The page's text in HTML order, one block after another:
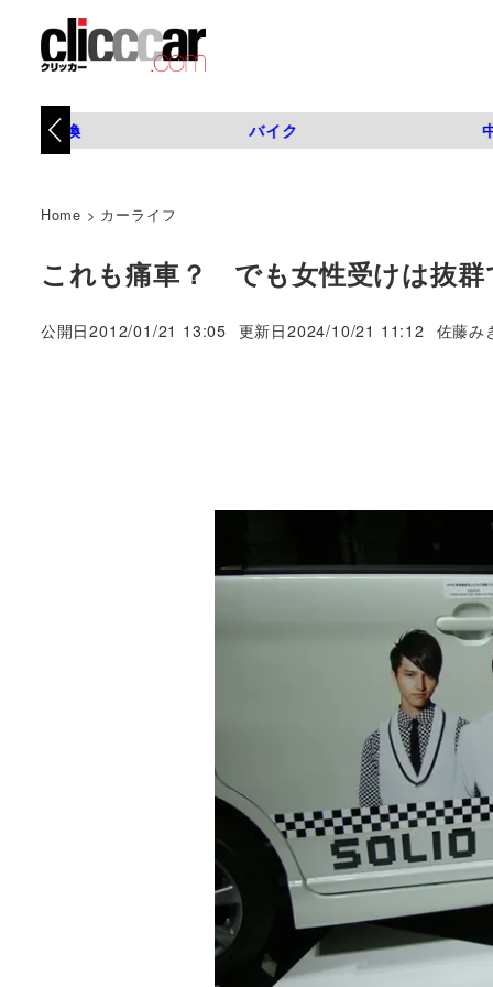
タイヤ交換 バイク
Home > カーライフ
これも痛車？ でも女性受けは抜
公開日2012/01/21 13:05 更新日2024/10/21 11:12 著
佐藤み